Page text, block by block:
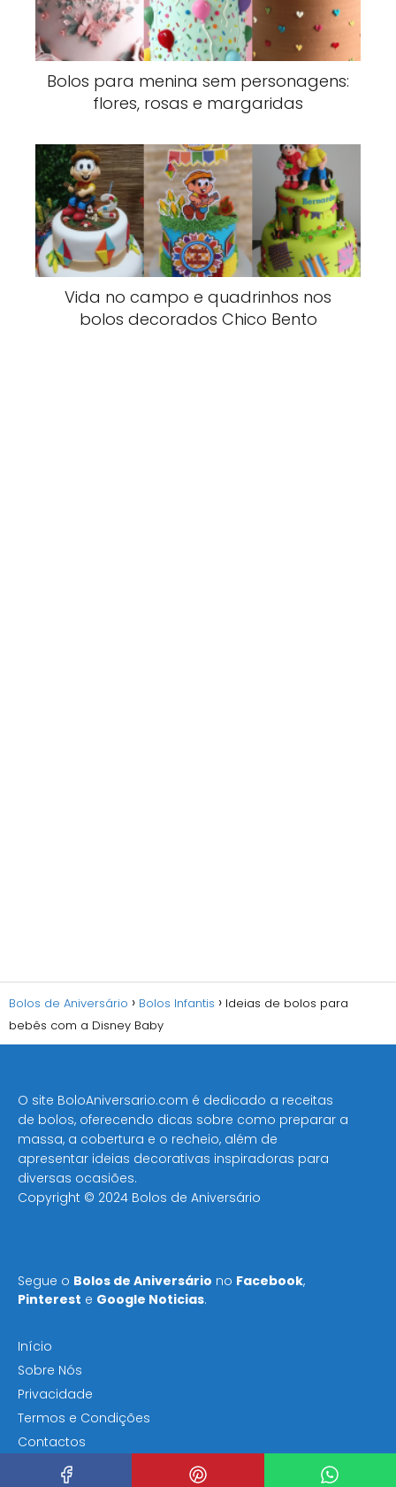
Bolos para menina sem personagens:
flores, rosas e margaridas
Vida no campo e quadrinhos nos
bolos decorados Chico Bento
Bolos de Aniversário Bolos Infantis
Ideias de bolos para
bebês com a Disney Baby
O site BoloAniversario.com é dedicado a receitas
de bolos, oferecendo dicas sobre como preparar a
massa, a cobertura e o recheio, além de
apresentar ideias decorativas inspiradoras para
diversas ocasiões​.
Copyright © 2024 Bolos de Aniversário
Segue o Bolos de Aniversário no Facebook,
Pinterest e Google Noticias.
Início
Sobre Nós
Privacidade
Termos e Condições
Contactos